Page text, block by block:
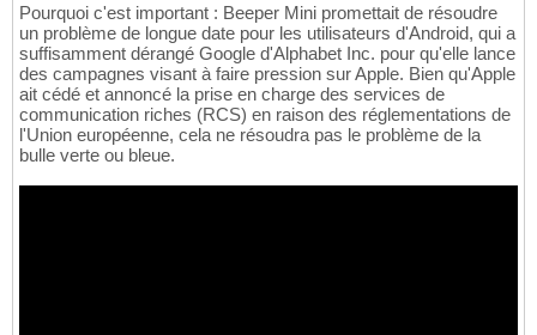
Pourquoi c'est important : Beeper Mini promettait de résoudre
un problème de longue date pour les utilisateurs d'Android, qui a
suffisamment dérangé Google d'Alphabet Inc. pour qu'elle lance
des campagnes visant à faire pression sur Apple. Bien qu'Apple
ait cédé et annoncé la prise en charge des services de
communication riches (RCS) en raison des réglementations de
l'Union européenne, cela ne résoudra pas le problème de la
bulle verte ou bleue.